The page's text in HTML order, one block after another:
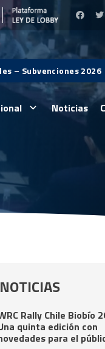
– Subvenciones 2026
Noticias
Rally Chile Biobío
quinta edición con
para el